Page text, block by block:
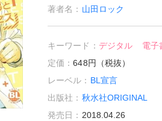
著者名： 山田ロック
キーワード： デジタル
電子
定価：648円（税抜）
レーベル： BL宣言
出版社： 秋水社ORIGINAL
発売日： 2018.04.26